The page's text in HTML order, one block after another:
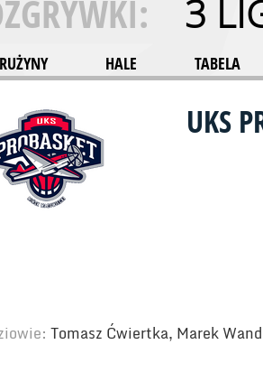
3
HALE TABELA
UKS
Tomasz Ćwiertka, Marek